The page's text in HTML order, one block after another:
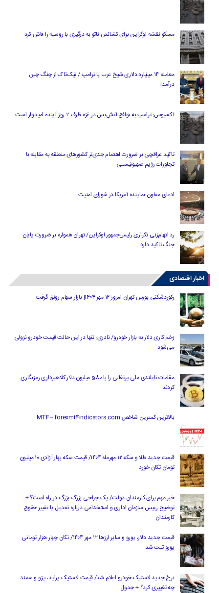
مسکو نقشه اوکراین برای کشاندن ناتو به درگیری با روسیه را فاش کرد
معامله ۱۴ میلیارد دلاری شیخ عرب با ترامپ / تیک‌تاک از چنگ چین
درآمد!
آکسیوس: ترامپ به توافق آتش‌بس در غزه ظرف ۲ روز آینده امیدوار است
تاکید عراقچی بر ضرورت اهتمام جدی‌تر کشورهای منطقه به مقابله با
تجاوزات رژیم صهیونیستی
ادعای معاون نماینده آمریکا در شورای امنیت
رد اتهام‌زنی تکراری رئیس‌جمهور اوکراین/ تهران همواره بر ضرورت پایان
جنگ تاکید دارد
اخبار اقتصادی
رکوردشکنی بورس تهران امروز ۱۲ مهر ۱۴۰۴| بازار سهام رونق گرفت
زخم کاری دلار به بازار خودرو/ نادری: تنها در این حالت قیمت خودرو نزولی
می‌شود
مقامات تایلندی ملی پرتغالی را با 580 میلیون دلار کلاهبرداری رمزنگاری
کردند
بالاترین کمترین شاخص MT4 – forexmt4indicators.com
قیمت جدید طلا و سکه ۱۲ مهرماه ۱۴۰۴/ قیمت سکه بهار آزادی ۱۰ میلیون
تومان تکان خورد
خبر مهم برای کارمندان دولت/ یک جراحی بزرگ بزرگ در راه است؟ +
توضیح رییس سازمان اداری و استخدامی درباره تعدیل یا تغییر حقوق
کارمندان
قیمت جدید دلار، یورو و سایر ارزها ۱۲ مهر ۱۴۰۴/ تکان چهار هزار تومانی
یورو ثبت شد
نرخ جدید لاستیک خودرو اعلام شد/ قیمت لاستیک پراید، پژو و سمند
چه تغییری کرد؟ + جدول